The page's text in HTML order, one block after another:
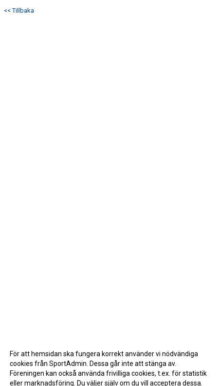
<< Tillbaka
För att hemsidan ska fungera korrekt använder vi nödvändiga
cookies från SportAdmin. Dessa går inte att stänga av.
Föreningen kan också använda frivilliga cookies, t.ex. för statistik
eller marknadsföring. Du väljer själv om du vill acceptera dessa.